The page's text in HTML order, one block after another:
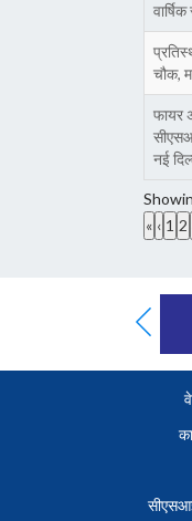
चौक,
फायर
नई
« ‹ 1 2